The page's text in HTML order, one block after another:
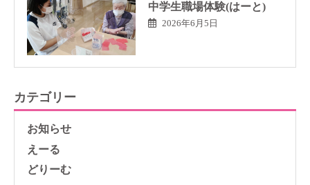
中学生職場体験(はーと)
2026年6月5日
カテゴリー
お知らせ
えーる
どりーむ